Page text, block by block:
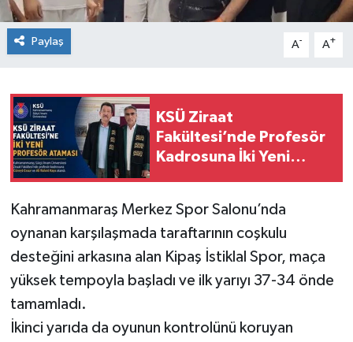
Paylaş A- A+
KSÜ Ziraat
Fakültesi’nde Profesör
Kadrosuna İki Yeni
Kahramanmaraş Merkez Spor Salonu’nda
oynanan karşılaşmada taraftarının coşkulu
desteğini arkasına alan Kipaş İstiklal Spor, maça
yüksek tempoyla başladı ve ilk yarıyı 37-34 önde
tamamladı.
İkinci yarıda da oyunun kontrolünü koruyan